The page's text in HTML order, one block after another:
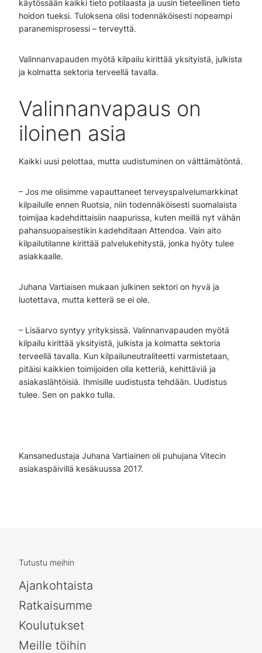
käytössään kaikki tieto potilaasta ja uusin tieteellinen tieto
hoidon tueksi. Tuloksena olisi todennäköisesti nopeampi
paranemisprosessi – terveyttä.
Valinnanvapauden myötä kilpailu kirittää yksityistä, julkista
ja kolmatta sektoria terveellä tavalla.
Valinnanvapaus on
iloinen asia
Kaikki uusi pelottaa, mutta uudistuminen on välttämätöntä.
– Jos me olisimme vapauttaneet terveyspalvelumarkkinat
kilpailulle ennen Ruotsia, niin todennäköisesti suomalaista
toimijaa kadehdittaisiin naapurissa, kuten meillä nyt vähän
pahansuopaisestikin kadehditaan Attendoa. Vain aito
kilpailutilanne kirittää palvelukehitystä, jonka hyöty tulee
asiakkaalle.
Juhana Vartiaisen mukaan julkinen sektori on hyvä ja
luotettava, mutta ketterä se ei ole.
– Lisäarvo syntyy yrityksissä. Valinnanvapauden myötä
kilpailu kirittää yksityistä, julkista ja kolmatta sektoria
terveellä tavalla. Kun kilpailuneutraliteetti varmistetaan,
pitäisi kaikkien toimijoiden olla ketteriä, kehittäviä ja
asiakaslähtöisiä. Ihmisille uudistusta tehdään. Uudistus
tulee. Sen on pakko tulla.
Kansanedustaja Juhana Vartiainen oli puhujana Vitecin
asiakaspäivillä kesäkuussa 2017.
Tutustu meihin
Ajankohtaista
Ratkaisumme
Koulutukset
Meille töihin